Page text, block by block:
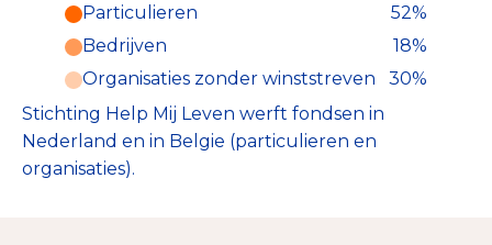
Particulieren (52%)
Deze inkomsten zijn als volgt
onderverdeeld:
Particulieren
52%
Bedrijven
18%
Organisaties zonder winststreven
30%
Stichting Help Mij Leven werft fondsen in
Nederland en in Belgie (particulieren en
organisaties).